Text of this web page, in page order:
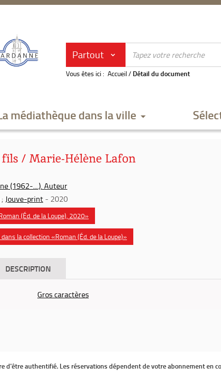
Partout
Vous êtes ici : Accueil/ Détail du document
médiathèque dans la ville
/ Marie-Hélène Lafon
(1962-....). Auteur
; Jouve-print - 2020
(Éd. de la Loupe), 2020»
la collection «Roman (Éd. de la Loupe)»
DESCRIPTION
Gros caractères
d'être authentifié. Les réservations dépendent de votre abonnement en